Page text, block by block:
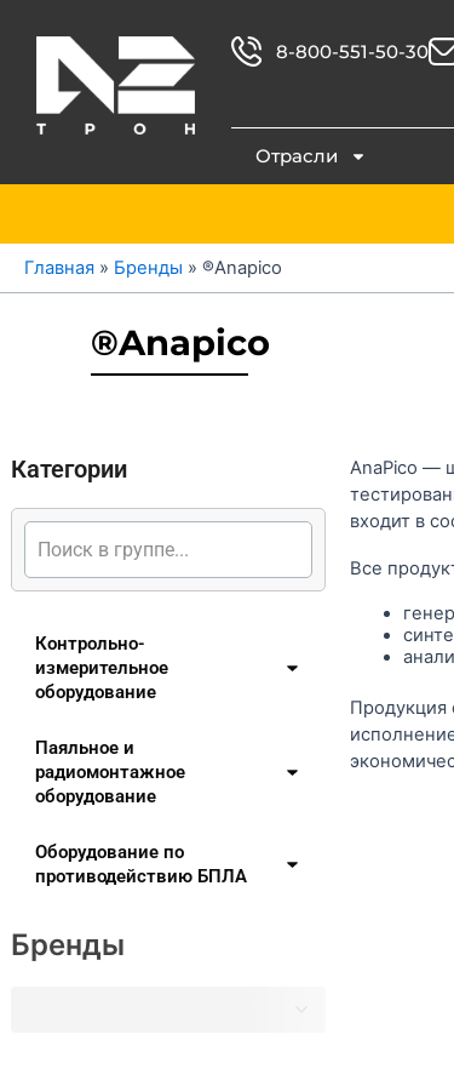
содержимому
8-800-551-50-30
Отрасли
Главная » Бренды » ®Anapico
®Anapico
Категории
Контрольно-
измерительное
оборудование
Паяльное и
радиомонтажное
оборудование
Оборудование по
противодействию БПЛА
Бренды
AnaPico —
входит в
Все
Продукция